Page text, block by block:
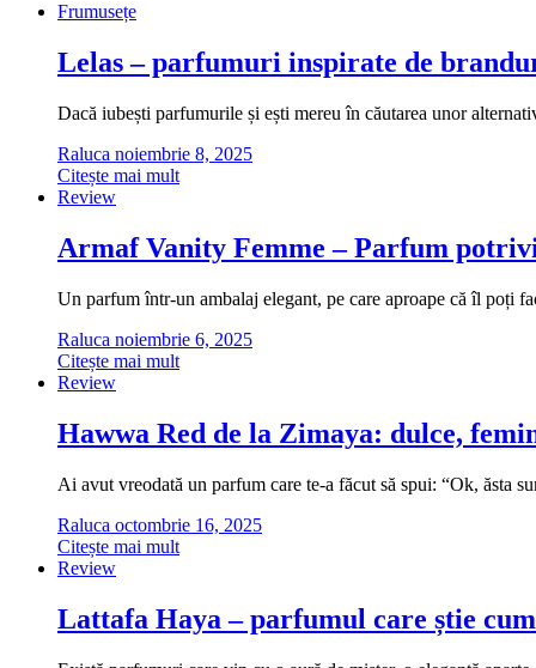
Frumusețe
Lelas – parfumuri inspirate de
Dacă iubești parfumurile și ești mereu în căutarea unor
Raluca noiembrie 8, 2025
Citește mai mult
Review
Armaf Vanity Femme – Parfum
Un parfum într-un ambalaj elegant, pe care aproape că îl poți
Raluca noiembrie 6, 2025
Citește mai mult
Review
Hawwa Red de la Zimaya: dulce,
Ai avut vreodată un parfum care te-a făcut să spui: “Ok, ăsta
Raluca octombrie 16, 2025
Citește mai mult
Review
Lattafa Haya – parfumul care știe